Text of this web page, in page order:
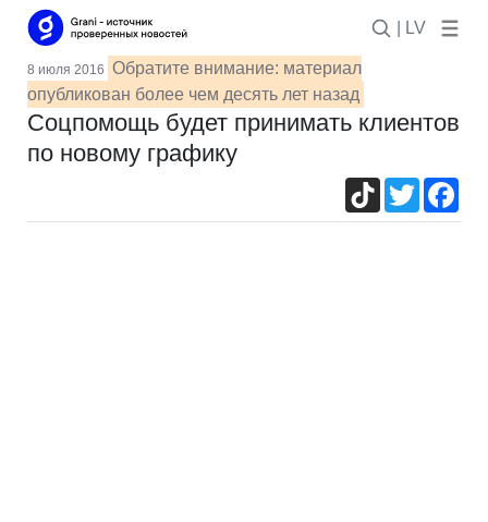
| LV
8 июля 2016 Обратите внимание: материал
опубликован более чем десять лет назад
Соцпомощь будет принимать клиентов
по новому графику
TikTokTwitter